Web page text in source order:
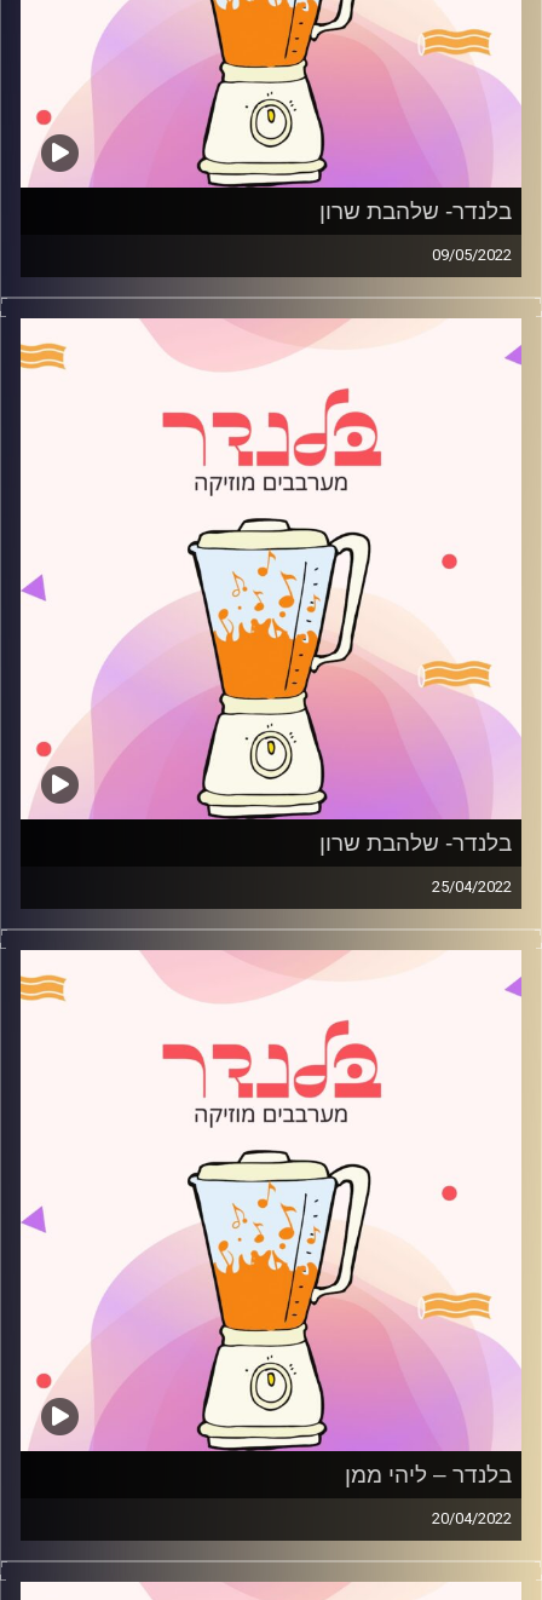
בלנדר- שלהבת שרון
09/05/2022
מוזיקה קצבית חדשה עם שלהבת שרון.
קרדיט תמונות:
AudioVersity
בלנדר- שלהבת שרון
25/04/2022
מוזיקה קצבית חדשה עם שלהבת שרון.
קרדיט תמונות:
AudioVersity
בלנדר – ליהי ממן
20/04/2022
מוזיקה קצבית חדשה עם ליהי ממן.